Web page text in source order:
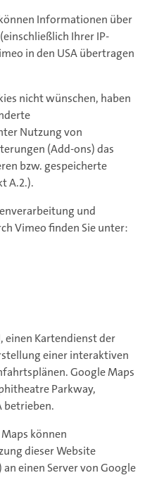
Informationen über
Ihrer IP-
in den USA übertragen
nicht wünschen, haben
Nutzung von
(Add-ons) das
bzw. gespeicherte
A.2.).
und
Vimeo finden Sie unter:
einen Kartendienst der
einer interaktiven
Google Maps
Parkway,
betrieben.
können
dieser Website
einen Server von Google